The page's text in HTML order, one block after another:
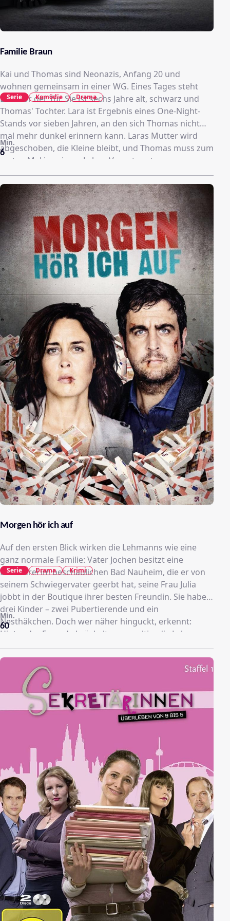
Familie Braun
Kai und Thomas sind Neonazis, Anfang 20 und
wohnen gemeinsam in einer WG. Eines Tages steht
Lara vor der Tür. Sie ist sechs Jahre alt, schwarz und
Thomas' Tochter. Lara ist Ergebnis eines One-Night-
Stands vor sieben Jahren, an den sich Thomas nicht
mal mehr dunkel erinnern kann. Laras Mutter wird
abgeschoben, die Kleine bleibt, und Thomas muss zum
ersten Mal in seinem Leben Verantwortung
übernehmen. Für Lara und für sich.
6
Min.
Serie Komödie Drama
Morgen hör ich auf
Auf den ersten Blick wirken die Lehmanns wie eine
ganz normale Familie: Vater Jochen besitzt eine
Druckerei im beschaulichen Bad Nauheim, die er von
seinem Schwiegervater geerbt hat, seine Frau Julia
jobbt in der Boutique ihrer besten Freundin. Sie haben
drei Kinder – zwei Pubertierende und ein
Nesthäkchen. Doch wer näher hinguckt, erkennt:
Hinter der Fassade bröckelt es gewaltig, die Lehmanns
sind komplett pleite, die Druckerei hat schon lange
keine Aufträge mehr. Jochen trifft daraufhin die
Entscheidung, Geld zu drucken, um seine Schulden
begleichen zu können – und stürzt seine Familie damit
ins totale Chaos.
60
Min.
Serie Drama Krimi